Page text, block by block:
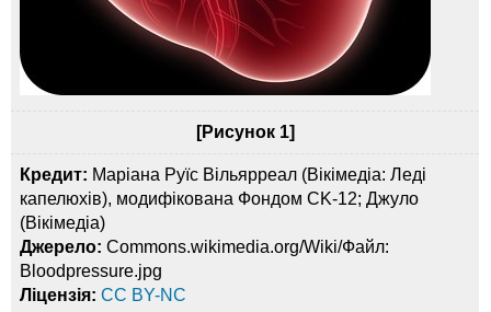
[Рисунок 1]
Кредит: Маріана Руїс Вільярреал (Вікімедіа: Леді
капелюхів), модифікована Фондом CK-12; Джуло
(Вікімедіа)
Джерело: Commons.wikimedia.org/Wiki/Файл:
Bloodpressure.jpg
Ліцензія: CC BY-NC